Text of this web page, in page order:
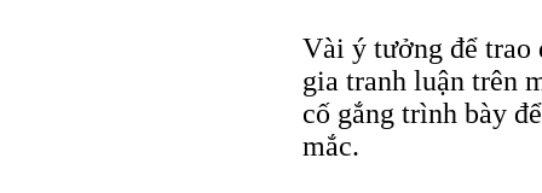
Vài ý tưởng để
gia tranh luận trên
cố gắng trình bày
mắc.